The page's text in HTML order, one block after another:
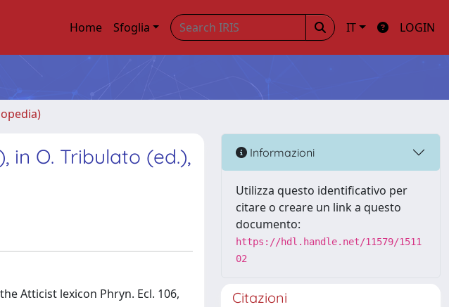
Home Sfoglia IT LOGIN
in O. Tribulato (ed.),
Atticist lexicon Phryn. Ecl. 106,
Informazioni
Utilizza questo identificativo per
citare o creare un link a questo
documento:
https://hdl.handle.net/11579/1511
02
Citazioni